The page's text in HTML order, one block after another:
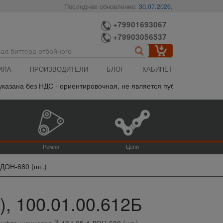
Последнее обновление:30.07.2026,
+79901693067
+79903056537
ПРОИЗВОДИТЕЛИ БЛОГ КАБИНЕТ
без НДС - ориентировочная, не является публичной
Ремни Цепи
680 (шт.)
100.01.00.612Б